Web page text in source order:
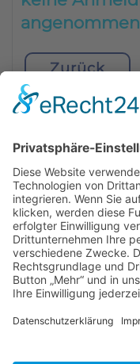
Zurück
1871 E.V.
1. Vorsitzender
Matthias Bohmann
Siebeneichen 13
92237 Sulzbach-
E-Mail: